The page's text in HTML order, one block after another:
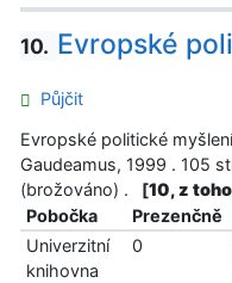
10. Evropské
Půjčit
Evropské politické
Gaudeamus, 1999 . 105
(brožováno) .
[10, z
Pobočka
Prezenčně
Univerzitní
knihovna
0